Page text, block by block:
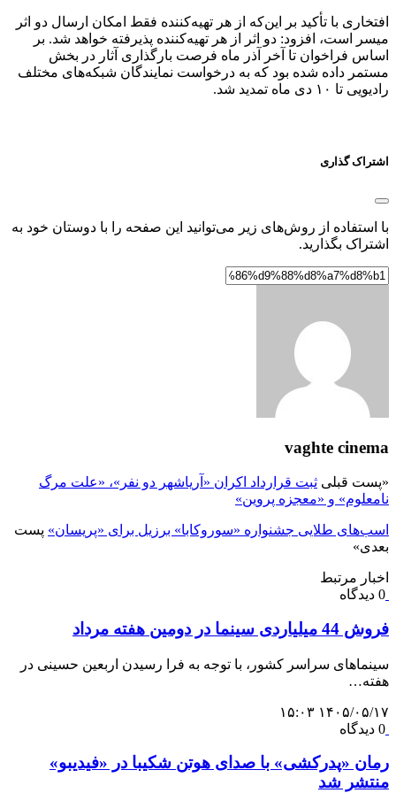
افتخاری با تأکید بر این‌که از هر تهیه‌کننده فقط امکان ارسال دو اثر
میسر است، افزود: دو اثر از هر تهیه‌کننده پذیرفته خواهد شد. بر
اساس فراخوان تا آخر آذر ماه فرصت بارگذاری آثار در بخش
مستمر داده شده بود که به درخواست نمایندگان شبکه‌های مختلف
رادیویی تا ۱۰ دی ماه تمدید شد.
اشتراک گذاری
با استفاده از روش‌های زیر می‌توانید این صفحه را با دوستان خود به
اشتراک بگذارید.
vaghte cinema
«پست قبلی ثبت قرارداد اکران «آریاشهر دو نفر»، «علت مرگ
نامعلوم» و «معجزه پروین»
اسب‌های طلایی جشنواره «سوروکابا» برزیل برای «پریسان» پست
بعدی»
اخبار مرتبط
0 دیدگاه
فروش 44 میلیاردی سینما در دومین هفته مرداد
سینماهای سراسر کشور، با توجه به فرا رسیدن اربعین حسینی در
هفته‌…
۱۴۰۵/۰۵/۱۷ ۱۵:۰۳
0 دیدگاه
رمان «پدرکشی» با صدای هوتن شکیبا در «فیدیبو»
منتشر شد